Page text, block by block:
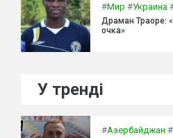
#Мир #Украина
Драман Траоре:
очка»
У тренді
#Азербайджан #